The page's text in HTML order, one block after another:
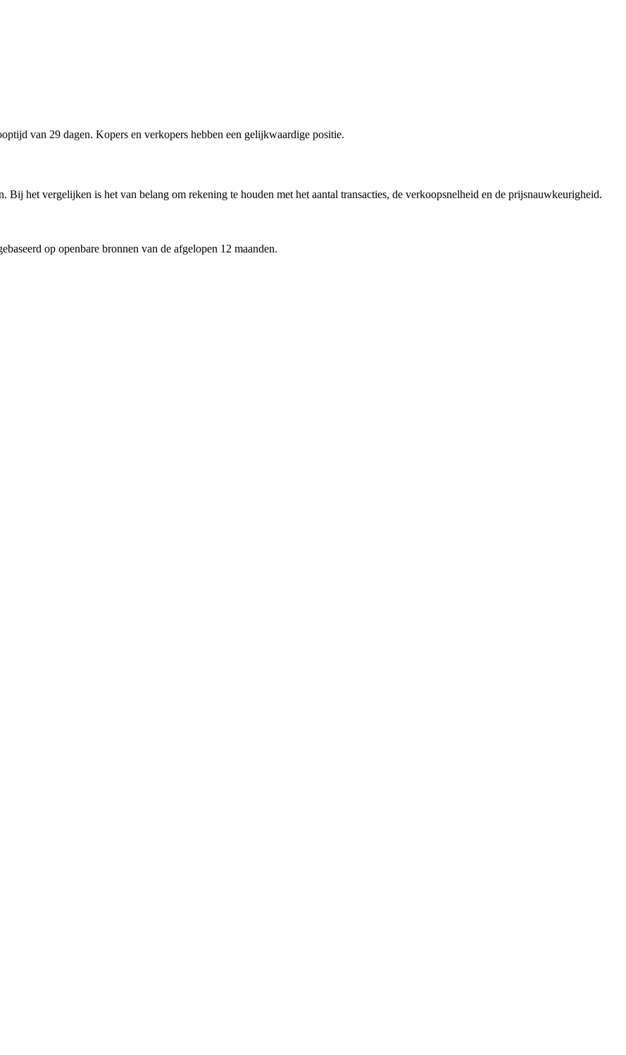
van 29 dagen. Kopers en verkopers hebben een gelijkwaardige positie.
Bij het vergelijken is het van belang om rekening te houden met het aantal transacties, de verkoopsnelheid en de prijsnauwkeurigheid.
op openbare bronnen van de afgelopen 12 maanden.